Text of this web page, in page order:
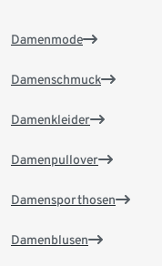
Damenmode
Damenschmuck
Damenkleider
Damenpullover
Damensporthosen
Damenblusen